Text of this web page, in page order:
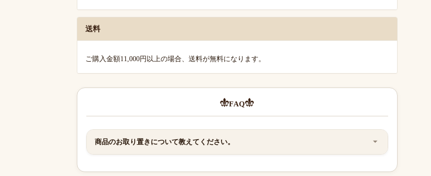
送料
ご購入金額11,000円以上の場合、送料が無料になります。
FAQ
商品のお取り置きについて教えてください。